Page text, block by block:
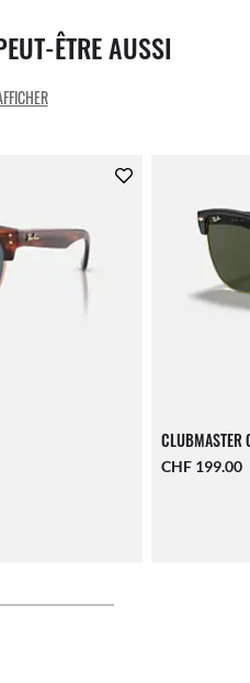
ÊTRE AUSSI
CLUBMASTER
CHF 199.00